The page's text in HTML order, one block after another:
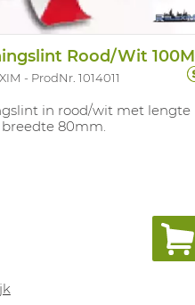
Rood/Wit 100M
ProdNr. 1014011
in rood/wit met lengte
breedte 80mm.